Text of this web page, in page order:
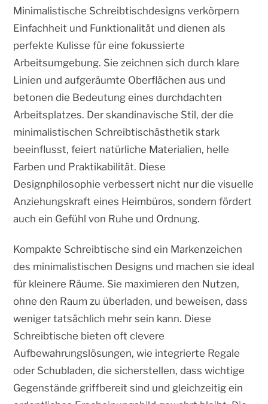
Minimalistische Schreibtischdesigns verkörpern
Einfachheit und Funktionalität und dienen als
perfekte Kulisse für eine fokussierte
Arbeitsumgebung. Sie zeichnen sich durch klare
Linien und aufgeräumte Oberflächen aus und
betonen die Bedeutung eines durchdachten
Arbeitsplatzes. Der skandinavische Stil, der die
minimalistischen Schreibtischästhetik stark
beeinflusst, feiert natürliche Materialien, helle
Farben und Praktikabilität. Diese
Designphilosophie verbessert nicht nur die visuelle
Anziehungskraft eines Heimbüros, sondern fördert
auch ein Gefühl von Ruhe und Ordnung.
Kompakte Schreibtische sind ein Markenzeichen
des minimalistischen Designs und machen sie ideal
für kleinere Räume. Sie maximieren den Nutzen,
ohne den Raum zu überladen, und beweisen, dass
weniger tatsächlich mehr sein kann. Diese
Schreibtische bieten oft clevere
Aufbewahrungslösungen, wie integrierte Regale
oder Schubladen, die sicherstellen, dass wichtige
Gegenstände griffbereit sind und gleichzeitig ein